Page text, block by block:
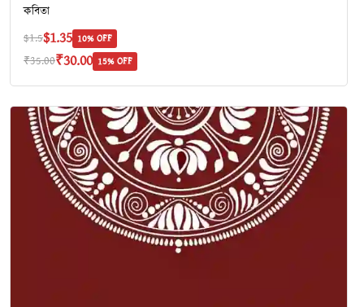
কবিতা
$1.5$1.35 10% OFF
₹35.00₹30.00 15% OFF